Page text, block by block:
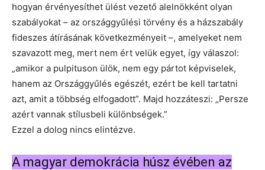
hogyan érvényesíthet ülést vezető alelnökként olyan
szabályokat – az országgyűlési törvény és a házszabály
fideszes átírásának következményeit –, amelyeket nem
szavazott meg, mert nem ért velük egyet, így válaszol:
„amikor a pulpituson ülök, nem egy pártot képviselek,
hanem az Országgyűlés egészét, ezért be kell tartatni
azt, amit a többség elfogadott”. Majd hozzáteszi: „Persze
azért vannak stílusbeli különbségek.”
Ezzel a dolog nincs elintézve.
A magyar demokrácia húsz évében az